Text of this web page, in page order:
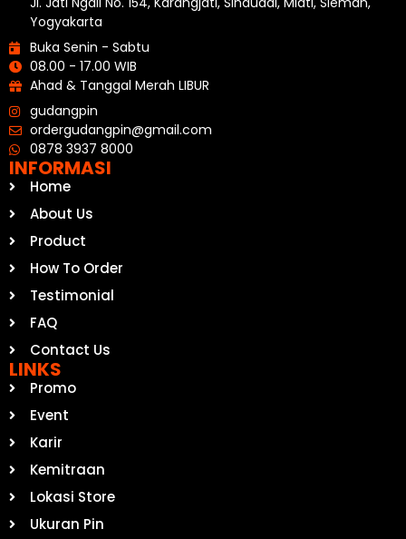
Yogyakarta
Buka Senin - Sabtu
08.00 - 17.00 WIB
Ahad & Tanggal Merah LIBUR
gudangpin
ordergudangpin@gmail.com
0878 3937 8000
INFORMASI
Home
About Us
Product
How To Order
Testimonial
FAQ
Contact Us
LINKS
Promo
Event
Karir
Kemitraan
Lokasi Store
Ukuran Pin